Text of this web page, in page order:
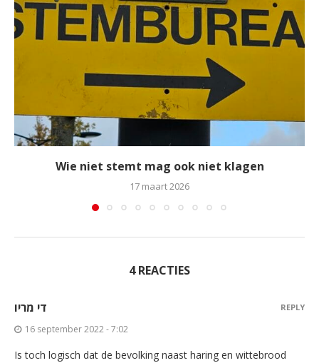
Wie niet stemt mag ook niet klagen
17 maart 2026
4 REACTIES
די מריו
16 september 2022 - 7:02
Is toch logisch dat de bevolking naast haring en wittebrood
REPLY